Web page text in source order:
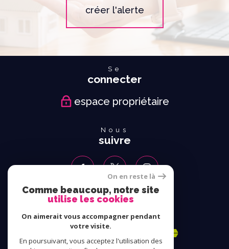
créer l'alerte
Se
connecter
espace propriétaire
Nous
suivre
Nous
On en reste là
Comme beaucoup, notre site
utilise les cookies
On aimerait vous accompagner pendant
votre visite.
En poursuivant, vous acceptez l'utilisation des